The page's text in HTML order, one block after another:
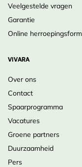
overwinteren en
vermeerdering.
Combineer
Marjolein – Bestel
Veelgestelde vragen
Garantie
Online
VIVARA
Over ons
Contact
Spaarprogramma
Vacatures
Groene partners
Duurzaamheid
Pers